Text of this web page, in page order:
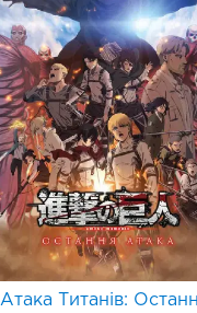
Атака Титанів: